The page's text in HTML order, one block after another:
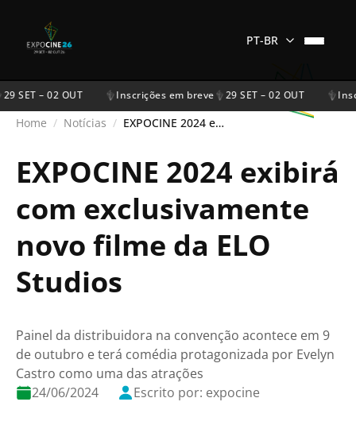
PT-BR
29 SET – 02 OUT Inscrições em breve 29 SET – 02 OUT
Home / Notícias / EXPOCINE 2024 exibirá com exclusivamente novo filme da ELO Studios
EXPOCINE 2024 exibirá
com exclusivamente
novo filme da ELO
Studios
Painel da distribuidora na convenção acontece em 9
de outubro e terá comédia protagonizada por Evelyn
Castro como uma das atrações
24/06/2024
Escrito por: expocine